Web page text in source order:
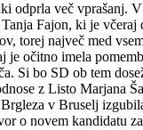
odprla več vprašanj.
Fajon, ki je včeraj
torej največ med
je očitno imela
Si bo SD ob tem
z Listo Marjana
v Bruselj
o novem kandidatu